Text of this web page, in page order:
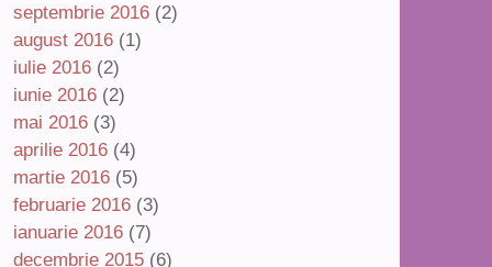
septembrie 2016 (2)
august 2016 (1)
iulie 2016 (2)
iunie 2016 (2)
mai 2016 (3)
aprilie 2016 (4)
martie 2016 (5)
februarie 2016 (3)
ianuarie 2016 (7)
decembrie 2015 (6)